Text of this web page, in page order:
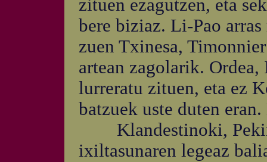
zituen ezagutzen, eta
bere biziaz. Li-Pao
zuen Txinesa,
artean zagolarik.
lurreratu zituen, eta ez
batzuek uste duten
Klandestinoki,
ixiltasunaren legeaz